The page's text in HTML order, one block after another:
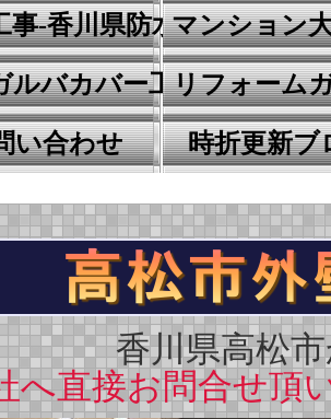
事-香川県防水の川田建装
マンション
ルバカバー工事リフォーム
い合わせ 時折更新ブ
香川県高松
へ直接お問合せ頂